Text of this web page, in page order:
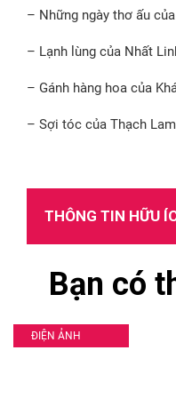
– Những ngày thơ ấu
– Lạnh lùng của Nhất
– Gánh hàng hoa của
– Sợi tóc của Thạch
THÔNG TIN HỮU
Bạn có
ĐIỆN ẢNH